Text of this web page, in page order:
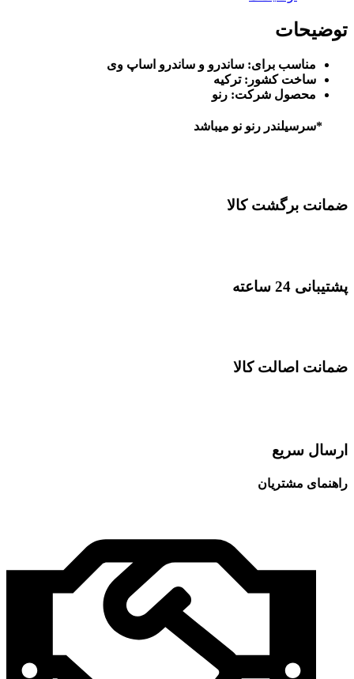
توضیحات
مناسب برای: ساندرو و ساندرو اساپ وی
ساخت کشور: ترکیه
محصول شرکت: رنو
*سرسیلندر رنو نو میباشد
ضمانت برگشت کالا
پشتیبانی 24 ساعته
ضمانت اصالت کالا
ارسال سریع
راهنمای مشتریان